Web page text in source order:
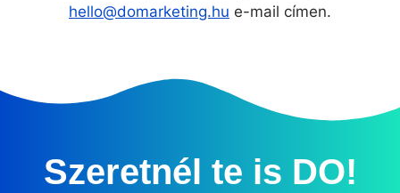
hello@domarketing.hu e-mail címen.
Szeretnél te is DO!